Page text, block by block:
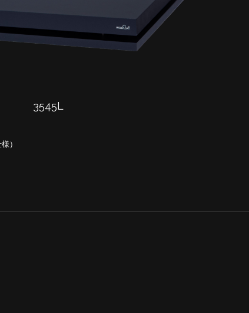
3545L
）